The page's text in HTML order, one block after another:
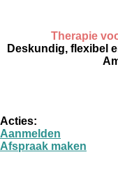
Therapie
Deskundig, flexibel
Acties:
Aanmelden
Afspraak maken